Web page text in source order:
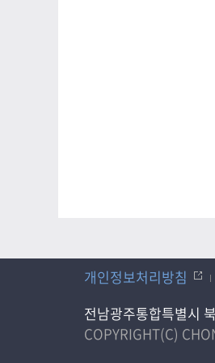
개인정보처리방침
전남광주통합특별시
COPYRIGHT(C)